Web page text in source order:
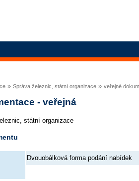
» Správa železnic, státní organizace » veřejné
- veřejná
státní organizace
Dvouobálková forma podání nabídek